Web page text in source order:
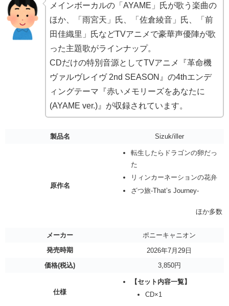
メインボーカルの「AYAME」氏が歌う楽曲の
ほか、「雨宮天」氏、「佐倉綾音」氏、「前
田佳織里」氏などTVアニメで豪華声優陣が歌
った主題歌がラインナップ。
CDだけの特別音源としてTVアニメ『革命機
ヴァルヴレイヴ 2nd SEASON』の4thエンデ
ィングテーマ『赤いメモリーズをあなたに
(AYAME ver.)』が収録されています。
製品名 Sizuk/iller
原作名
転生したらドラゴンの卵だっ
た
リィンカーネーションの花弁
ざつ旅-That’s Journey-
ほか多数
メーカー
ポニーキャニオン
発売時期
2026年7月29日
価格(税込)
3,850円
仕様
【セット内容一覧】
CD×1